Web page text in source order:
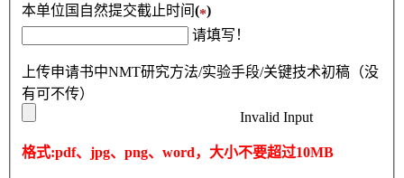
本单位国自然提交截止时间(*)
请填写！
上传申请书中NMT研究方法/实验手段/关键技术初稿（没
有可不传）
Invalid Input
格式:pdf、jpg、png、word，大小不要超过10MB